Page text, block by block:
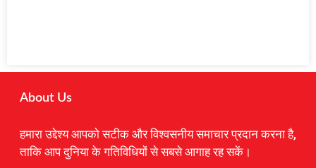
About Us
हमारा उद्देश्य आपको सटीक और विश्वसनीय समाचार प्रदान करना है,
ताकि आप दुनिया के गतिविधियों से सबसे आगाह रह सकें।